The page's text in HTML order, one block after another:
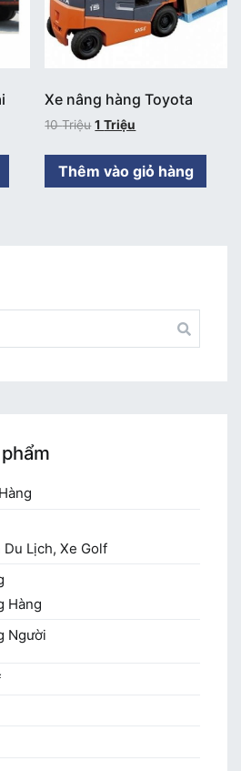
Xe nâng hàng Toyota
10Triệu 1Triệu
Thêm vào giỏ hàng
Lịch, Xe Golf
Hàng
Người